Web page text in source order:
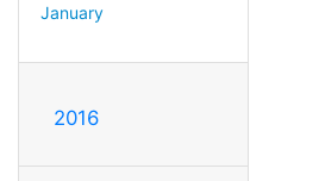
January
2016